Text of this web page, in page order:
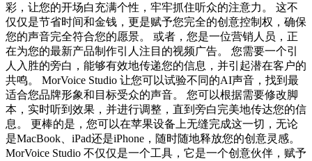
彩，让您的开场白充满个性，牢牢抓住听众的注意力。 这不
仅仅是节省时间和金钱，更是赋予您完全的创意控制权，确保
您的声音完全符合您的愿景。 或者，您是一位营销人员，正
在为您的最新产品制作引人注目的视频广告。 您需要一个引
人入胜的旁白，能够有效地传递您的信息，并引起潜在客户的
共鸣。 MorVoice Studio 让您可以试验不同的AI声音，找到最
适合您品牌形象和目标受众的声音。 您可以根据需要修改脚
本，实时听到效果，并进行调整，直到旁白完美地传达您的信
息。 更棒的是，您可以在苹果设备上无缝完成这一切，无论
是MacBook、iPad还是iPhone，随时随地释放您的创意灵感。
MorVoice Studio 不仅仅是一个工具，它是一个创意伙伴，赋予